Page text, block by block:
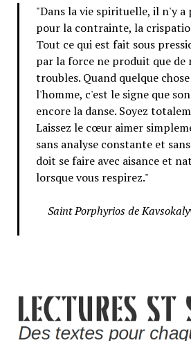
"Dans la vie spirituelle, il n'y a
pour la contrainte, la
Tout ce qui est fait sous
par la force ne produit que de
troubles. Quand quelque
l'homme, c'est le signe que
encore la danse. Soyez
Laissez le cœur aimer
sans analyse constante et
doit se faire avec aisance et
lorsque vous respirez."
Saint Porphyrios de